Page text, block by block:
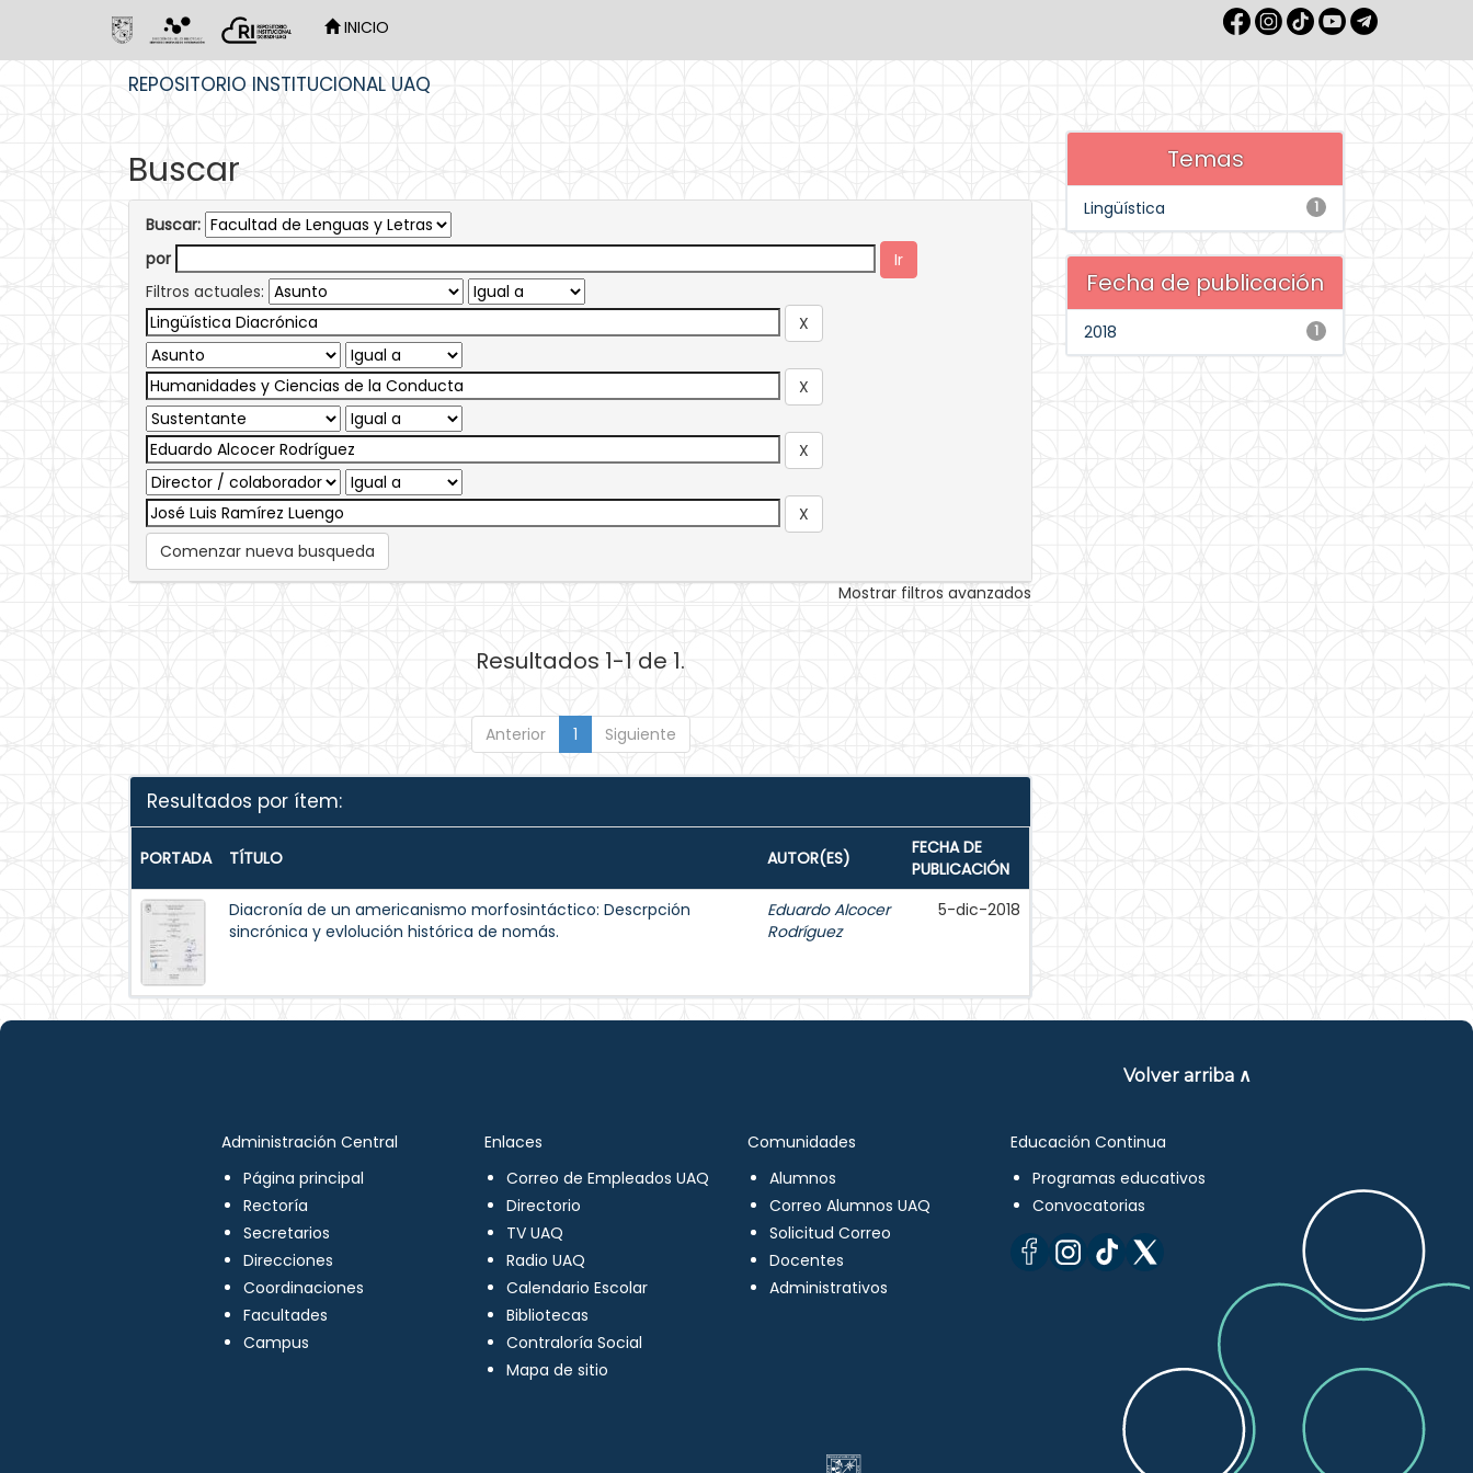
INICIO
REPOSITORIO INSTITUCIONAL UAQ
Buscar
Buscar:
por
Filtros actuales:
Comenzar nueva busqueda
Mostrar filtros avanzados
Resultados 1-1 de 1.
Anterior 1 Siguiente
Resultados por ítem:
PORTADA TÍTULO AUTOR(ES)
FECHA DE
PUBLICACIÓN
Diacronía de un americanismo morfosintáctico: Descrpción
sincrónica y evlolución histórica de nomás.
Eduardo Alcocer
Rodríguez
5-dic-2018
Temas
1
Lingüística
Fecha de publicación
1
2018
Volver arriba ∧
Administración Central
Página principal
Rectoría
Secretarios
Direcciones
Coordinaciones
Facultades
Campus
Enlaces
Correo de Empleados UAQ
Directorio
TV UAQ
Radio UAQ
Calendario Escolar
Bibliotecas
Contraloría Social
Mapa de sitio
Comunidades
Alumnos
Correo Alumnos UAQ
Solicitud Correo
Docentes
Administrativos
Educación Continua
Programas educativos
Convocatorias